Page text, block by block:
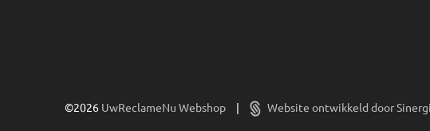
©2026 UwReclameNu Webshop | Website ontwikkeld door